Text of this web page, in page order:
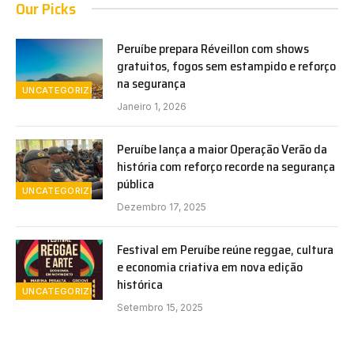
Our Picks
UNCATEGORIZED
Peruíbe prepara Réveillon com shows
gratuitos, fogos sem estampido e reforço
na segurança
Janeiro 1, 2026
UNCATEGORIZED
Peruíbe lança a maior Operação Verão da
história com reforço recorde na segurança
pública
Dezembro 17, 2025
UNCATEGORIZED
Festival em Peruíbe reúne reggae, cultura
e economia criativa em nova edição
histórica
Setembro 15, 2025